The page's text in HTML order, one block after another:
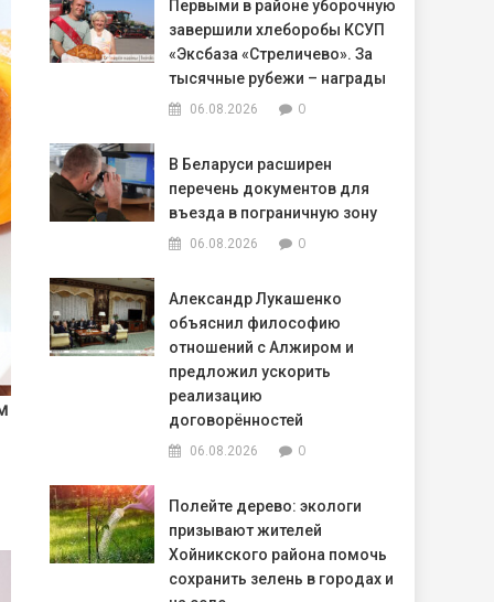
Первыми в районе уборочную
завершили хлеборобы КСУП
«Эксбаза «Стреличево». За
тысячные рубежи – награды
06.08.2026 0
В Беларуси расширен
перечень документов для
въезда в пограничную зону
06.08.2026 0
Александр Лукашенко
объяснил философию
отношений с Алжиром и
предложил ускорить
реализацию
договорённостей
06.08.2026 0
Полейте дерево: экологи
призывают жителей
Хойникского района помочь
сохранить зелень в городах и